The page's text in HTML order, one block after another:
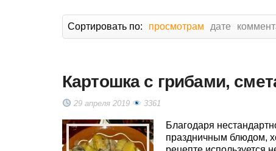
Сортировать по: просмотрам дате
Картошка с грибами,
29 апреля 2019 3361
Благодаря
праздничным блюдом,